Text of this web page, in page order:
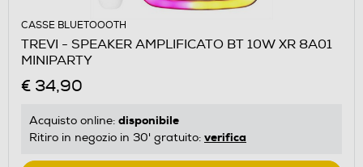
CASSE BLUETOOOTH
TREVI - SPEAKER AMPLIFICATO BT 10W XR 8A01
MINIPARTY
€ 34,90
Acquisto online: disponibile
Ritiro in negozio in 30' gratuito: verifica